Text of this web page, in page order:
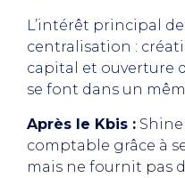
L’intérêt principal
centralisation :
capital et ouverture
se font dans un
Après le Kbis :
comptable grâce à
mais ne fournit pas